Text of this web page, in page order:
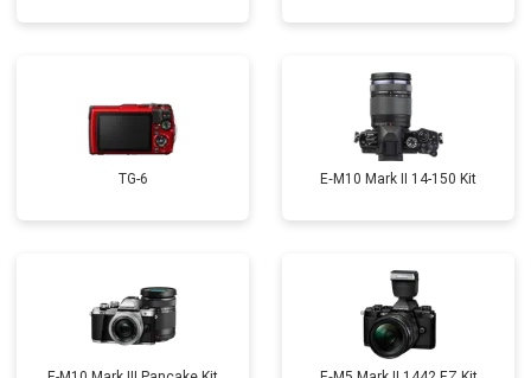
TG-6 E‑M10 Mark II 14-150 Kit